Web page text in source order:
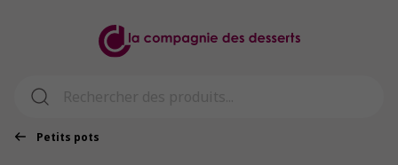
Petits pots